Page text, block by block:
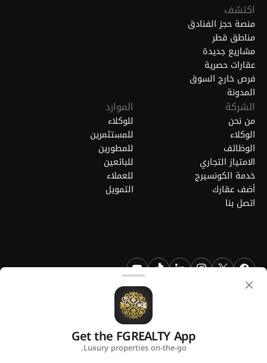
اكتشف
منصة حجز الفنادق
مناطق قطر
مشاريع جديدة
عقارات حصرية
فرص خارج السوق
المدونة
الشركة
من نحن
الوكلاء
الوظائف
الامتياز التجاري
خدمة الكونسيرج
أضف عقارك
اتصل بنا
الموارد
للوكلاء
للمستثمرين
للمطورين
للبائعين
للعملاء
التمويل
هي علامة تجارية مسجلة لشركة فايند جريت ريالتي ذ.م.م قطر.
الشروط والأحكاماستخدام ملفات تعريف الارتباط
Get the FGREALTY App
Luxury properties on-the-go.